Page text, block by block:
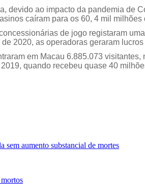
devido ao impacto da pandemia de
caíram para os 60, 4 mil
de jogo registaram
2020, as operadoras geraram
em Macau 6.885.073
quando recebeu quase 40
sem aumento substancial de mortes